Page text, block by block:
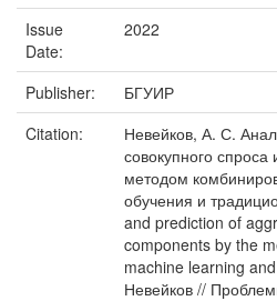
Issue
Date:
2022
Publisher:
БГУИР
Citation:
Невейков, А. С.
совокупного
методом
обучения и
and prediction of
components by the
machine learning
Невейков //